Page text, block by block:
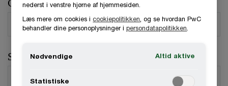
Organisation / Virksomhed
Stilling
nederst i venstre hjørne af hjemmesiden.
Læs mere om cookies icookiepolitikken , og se hvordan PwC
behandler dine personoplysninger ipersondatapolitikken
Nødvendige Altid aktive
Statistiske